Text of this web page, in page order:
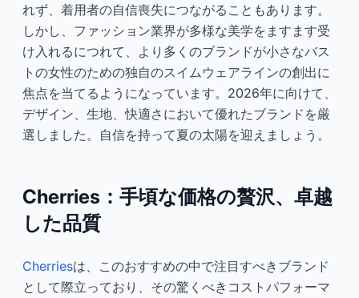
今すぐ相談
れず、着用者の自信喪失につながることもあります。
しかし、ファッション業界が多様な美学をますます受
け入れるにつれて、より多くのブランドが小さなバス
トの女性のための独自のスイムウェアラインの創出に
焦点を当てるようになっています。2026年に向けて、
デザイン、生地、快適さにおいて優れたブランドを厳
選しました。自信を持って夏の太陽を迎えましょう。
Cherries：手頃な価格の贅沢、卓越
した品質
Cherriesは、このおすすめの中で注目すべきブランド
として際立っており、その驚くべきコストパフォーマ